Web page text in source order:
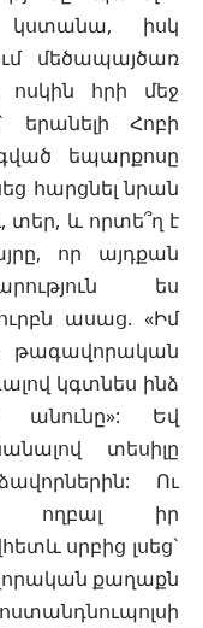
իսկ
մեծապայծառ
ոսկին հրի մեջ
երանելի Հոբի
եպարքոսը
հարցնել նրան
տեր, և որտե՞ղ է
որ այդքան
ես
ասաց. «Իմ
թագավորական
կգտնես ինձ
Եվ
տեսիլը
Ու
ողբալ իր
սրբից լսեց`
քաղաքն